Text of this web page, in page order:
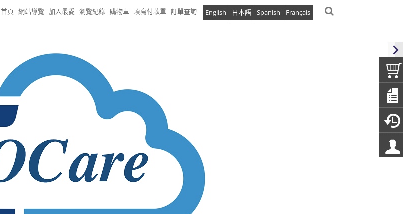
首頁 網站導覽 加入最愛 English 日本語 Spanish Français
瀏覽紀錄 購物車 填寫付款單 訂單查詢